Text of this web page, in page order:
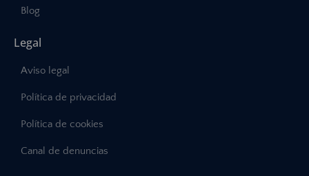
Blog
Legal
Aviso legal
Política de privacidad
Política de cookies
Canal de denuncias